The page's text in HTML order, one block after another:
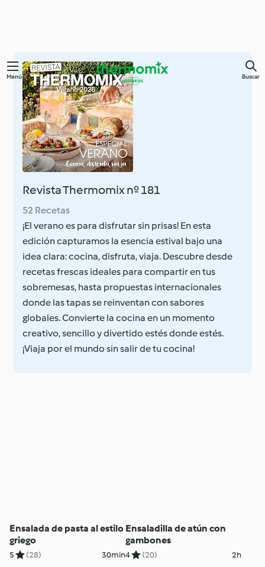
contenido
principal
Menú Buscar
Revista Thermomix nº 181
52 Recetas
¡El verano es para disfrutar sin prisas! En esta
edición capturamos la esencia estival bajo una
idea clara: cocina, disfruta, viaja. Descubre desde
recetas frescas ideales para compartir en tus
sobremesas, hasta propuestas internacionales
donde las tapas se reinventan con sabores
globales. Convierte la cocina en un momento
creativo, sencillo y divertido estés donde estés.
¡Viaja por el mundo sin salir de tu cocina!
Ensalada de pasta al estilo
griego
5 (28) 30min
Ensaladilla de atún con
gambones
4 (20) 2h